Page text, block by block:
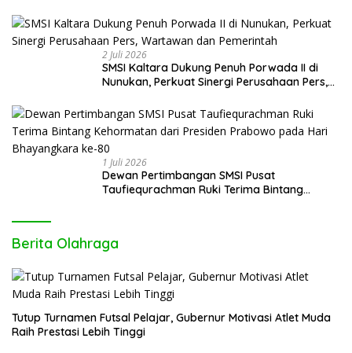
Arbitrage dan Penghindaran Pajak
2 Juli 2026
SMSI Kaltara Dukung Penuh Porwada II di
Nunukan, Perkuat Sinergi Perusahaan Pers,
1 Juli 2026
Dewan Pertimbangan SMSI Pusat
Taufiequrachman Ruki Terima Bintang
Berita Olahraga
Tutup Turnamen Futsal Pelajar, Gubernur Motivasi Atlet Muda
Raih Prestasi Lebih Tinggi